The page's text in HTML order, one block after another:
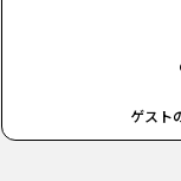
ゲスト